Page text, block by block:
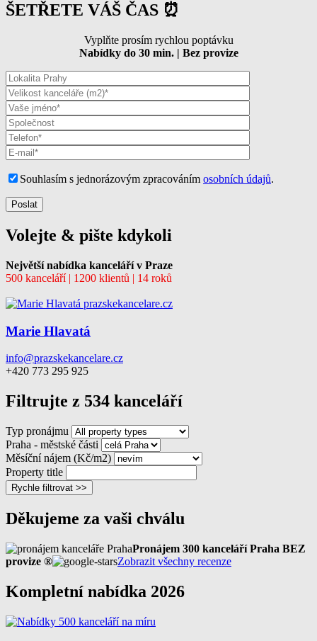
ŠETŘETE VÁŠ ČAS ⏰
Vyplňte prosím rychlou poptávku
Nabídky do 30 min. | Bez provize
Souhlasím s jednorázovým zpracováním osobních údajů.
Volejte & pište kdykoli
Největší nabídka kanceláří v Praze
500 kanceláří | 1200 klientů | 14 roků
Marie Hlavatá
info@prazskekancelare.cz
+420 773 295 925
Filtrujte z 534 kanceláří
Typ pronájmu
Praha - městské části
Měsíční nájem (Kč/m2)
Property title
Rychle filtrovat >>
Děkujeme za vaši chválu
Pronájem 300 kanceláří Praha BEZ
provize ®
Zobrazit všechny recenze
Kompletní nabídka 2026